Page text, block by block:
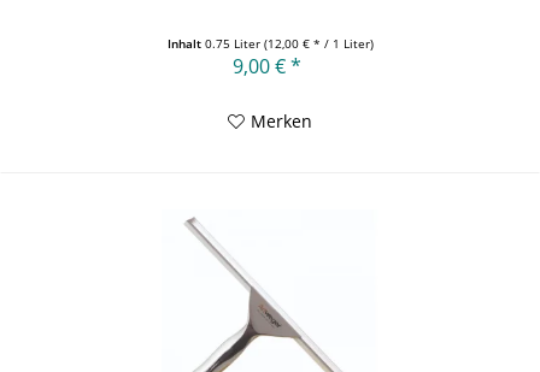
Inhalt 0.75 Liter (12,00 € * / 1 Liter)
9,00 € *
Merken